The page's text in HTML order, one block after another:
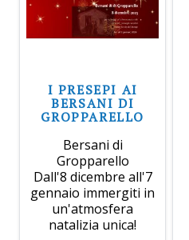
I PRESEPI AI
BERSANI DI
GROPPARELLO
Bersani di
Gropparello
Dall'8 dicembre all'7
gennaio immergiti in
un'atmosfera
natalizia unica!